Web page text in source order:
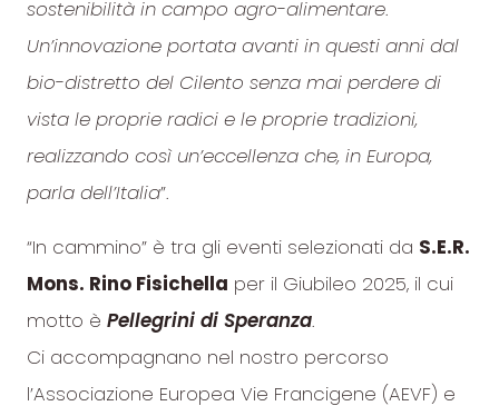
sostenibilità in campo agro-alimentare.
Un’innovazione portata avanti in questi anni dal
bio-distretto del Cilento senza mai perdere di
vista le proprie radici e le proprie tradizioni,
realizzando così un’eccellenza che, in Europa,
parla dell’Italia”.
“In cammino” è tra gli eventi selezionati da S.E.R.
Mons. Rino Fisichella per il Giubileo 2025, il cui
motto è Pellegrini di Speranza.
Ci accompagnano nel nostro percorso
l’Associazione Europea Vie Francigene (AEVF) e